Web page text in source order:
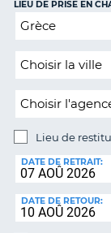
CLIENT
MON
RÉSERVATION
SUISSE
LANGUE
Lieu
restitution
LIEU DE PRISE EN
Lieu de
DE
RESTITUTION:
DATE DE RETRAIT:
DATE DE RETOUR: